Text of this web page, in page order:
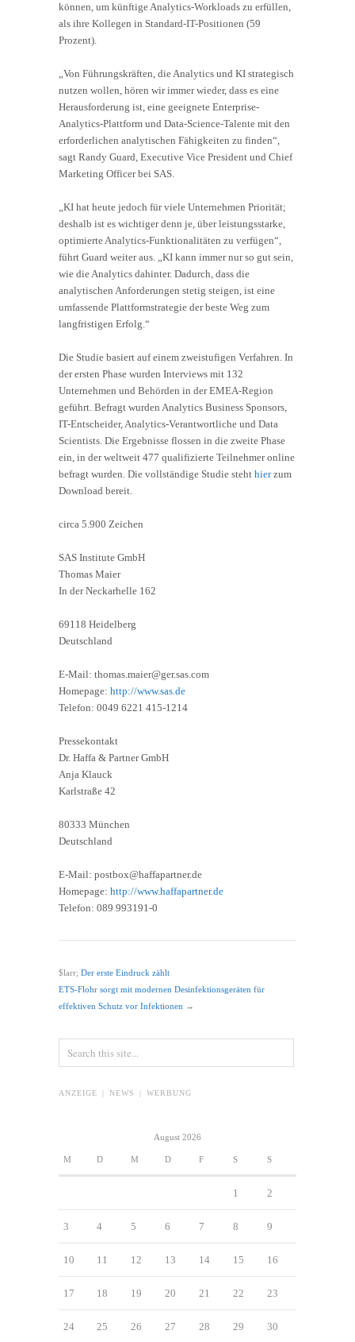
können, um künftige Analytics-Workloads zu erfüllen,
als ihre Kollegen in Standard-IT-Positionen (59
Prozent).
„Von Führungskräften, die Analytics und KI strategisch
nutzen wollen, hören wir immer wieder, dass es eine
Herausforderung ist, eine geeignete Enterprise-
Analytics-Plattform und Data-Science-Talente mit den
erforderlichen analytischen Fähigkeiten zu finden“,
sagt Randy Guard, Executive Vice President und Chief
Marketing Officer bei SAS.
„KI hat heute jedoch für viele Unternehmen Priorität;
deshalb ist es wichtiger denn je, über leistungsstarke,
optimierte Analytics-Funktionalitäten zu verfügen“,
führt Guard weiter aus. „KI kann immer nur so gut sein,
wie die Analytics dahinter. Dadurch, dass die
analytischen Anforderungen stetig steigen, ist eine
umfassende Plattformstrategie der beste Weg zum
langfristigen Erfolg.“
Die Studie basiert auf einem zweistufigen Verfahren. In
der ersten Phase wurden Interviews mit 132
Unternehmen und Behörden in der EMEA-Region
geführt. Befragt wurden Analytics Business Sponsors,
IT-Entscheider, Analytics-Verantwortliche und Data
Scientists. Die Ergebnisse flossen in die zweite Phase
ein, in der weltweit 477 qualifizierte Teilnehmer online
befragt wurden. Die vollständige Studie steht hierzum
Download bereit.
circa 5.900 Zeichen
SAS Institute GmbH
Thomas Maier
In der Neckarhelle 162
69118 Heidelberg
Deutschland
E-Mail: thomas.maier@ger.sas.com
Homepage: http://www.sas.de
Telefon: 0049 6221 415-1214
Pressekontakt
Dr. Haffa & Partner GmbH
Anja Klauck
Karlstraße 42
80333 München
Deutschland
E-Mail: postbox@haffapartner.de
Homepage: http://www.haffapartner.de
Telefon: 089 993191-0
$larr; Der erste Eindruck zählt
ETS-Flohr sorgt mit modernen Desinfektionsgeräten für
effektiven Schutz vor Infektionen →
ANZEIGE | NEWS | WERBUNG
August 2026
M D M D F S S
1 2
3 4 5 6 7 8 9
10 11 12 13 14 15 16
17 18 19 20 21 22 23
24 25 26 27 28 29 30